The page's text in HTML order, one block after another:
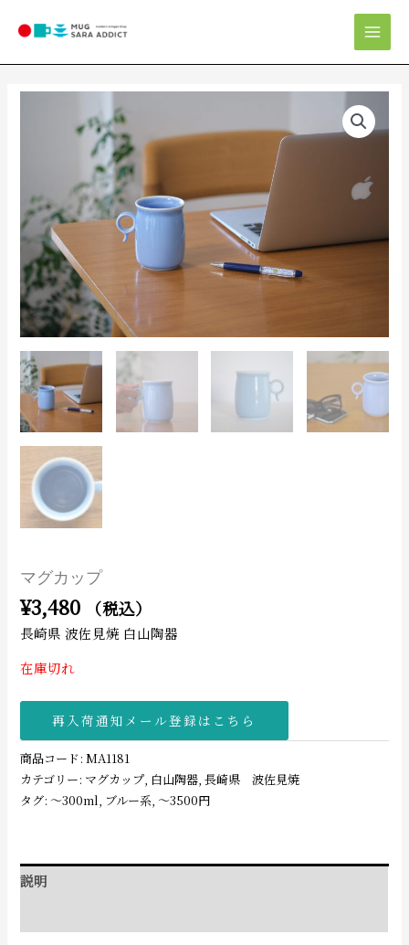
マグカップ
¥3,480 （税込）
長崎県 波佐見焼 白山陶器
在庫切れ
再入荷通知メール登録はこちら
商品コード:MA1181
カテゴリー: マグカップ 白山陶器 ,長崎県 波佐見焼
タグ:〜300ml ブルー系 ,〜3500円
説明